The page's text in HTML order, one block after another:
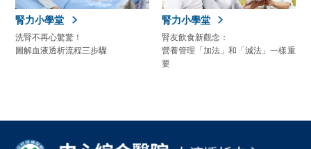
腎力小學堂
洗腎不再心驚驚！
圖解血液透析流程三步驟
腎力小學堂
腎友飲食新觀念：
營養管理「加法」和「減法」一樣重
要